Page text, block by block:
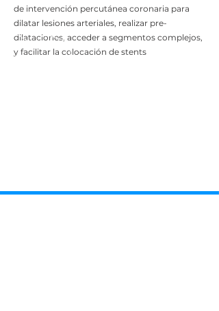
de intervención percutánea coronaria para
dilatar lesiones arteriales, realizar pre-
dilataciones, acceder a segmentos complejos,
y facilitar la colocación de stents